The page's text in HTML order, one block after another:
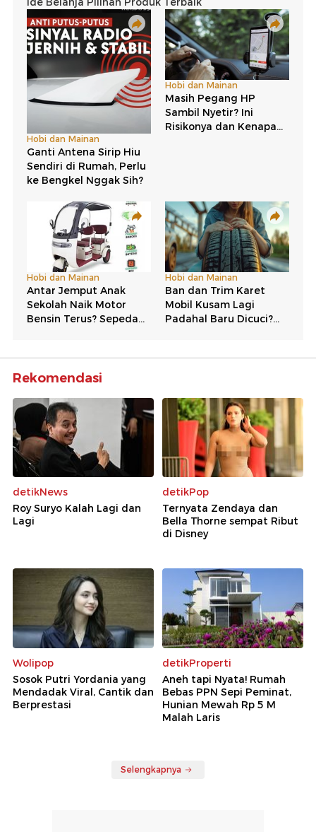
Rekomendasi
detikNews
Roy Suryo Kalah Lagi dan
Lagi
detikPop
Ternyata Zendaya dan
Bella Thorne sempat Ribut
di Disney
Wolipop
Sosok Putri Yordania yang
Mendadak Viral, Cantik dan
Berprestasi
detikProperti
Aneh tapi Nyata! Rumah
Bebas PPN Sepi Peminat,
Hunian Mewah Rp 5 M
Malah Laris
Selengkapnya